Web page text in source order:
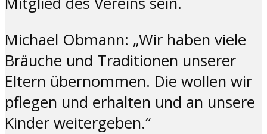
Michael Obmann: „Wir haben viele
Bräuche und Traditionen unserer
Eltern übernommen. Die wollen wir
pflegen und erhalten und an unsere
Kinder weitergeben.“